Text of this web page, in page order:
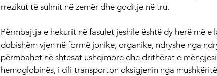
rrezikut të sulmit në zemër dhe goditje në tru.
Përmbajtja e hekurit në fasulet jeshile është dy herë më e
dobishëm vjen në formë jonike, organike, ndryshe nga
përmbahet në shtesat ushqimore dhe drithërat e
hemoglobinës, i cili transporton oksigjenin nga